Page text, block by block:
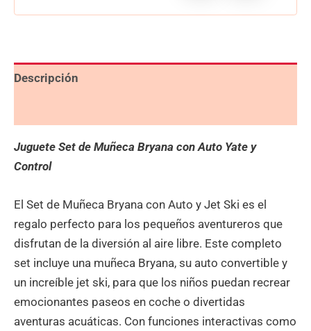
Descripción
Juguete Set de Muñeca Bryana con Auto Yate y
Control
El Set de Muñeca Bryana con Auto y Jet Ski es el
regalo perfecto para los pequeños aventureros que
disfrutan de la diversión al aire libre. Este completo
set incluye una muñeca Bryana, su auto convertible y
un increíble jet ski, para que los niños puedan recrear
emocionantes paseos en coche o divertidas
aventuras acuáticas. Con funciones interactivas como